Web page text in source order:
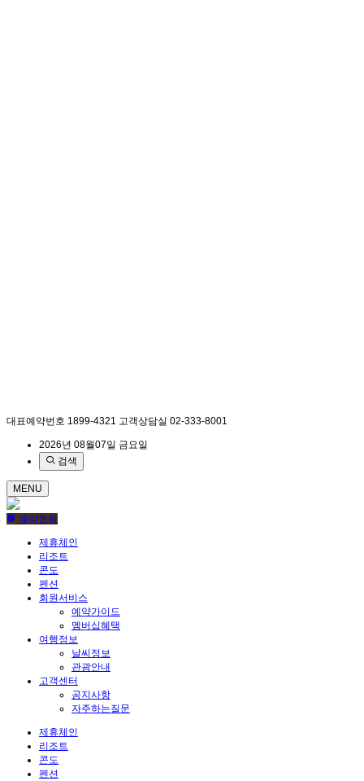
대표예약번호 1899-4321 고객상담실 02-333-8001
2026년 08월07일 금요일
검색
MENU
예약현황
제휴체인
리조트
콘도
펜션
회원서비스
예약가이드
멤버십혜택
여행정보
날씨정보
관광안내
고객센터
공지사항
자주하는질문
제휴체인
리조트
콘도
펜션